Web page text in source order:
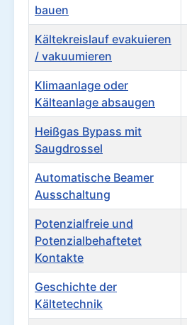
bauen
Kältekreislauf evakuieren
/ vakuumieren
Klimaanlage oder
Kälteanlage absaugen
Heißgas Bypass mit
Saugdrossel
Automatische Beamer
Ausschaltung
Potenzialfreie und
Potenzialbehaftetet
Kontakte
Geschichte der
Kältetechnik